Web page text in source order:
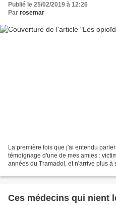
Publié le 25/02/2019 à 12:26
Par rosemar
La première fois que j'ai entendu
témoignage d'une de mes amies :
années du Tramadol, et n'arrive plus à
Ces médecins qui nient